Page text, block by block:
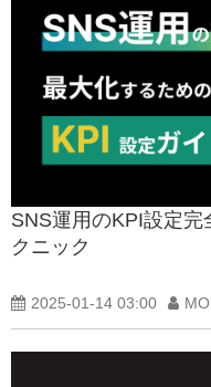
SNS運用のKPI設定
クニック
2025-01-14 03:00